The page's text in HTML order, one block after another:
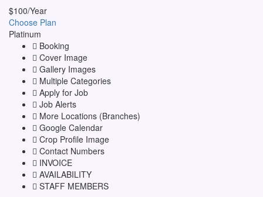
$100/Year
Choose Plan
Platinum
Booking
Cover Image
Gallery Images
Multiple Categories
Apply for Job
Job Alerts
More Locations (Branches)
Google Calendar
Crop Profile Image
Contact Numbers
INVOICE
AVAILABILITY
STAFF MEMBERS